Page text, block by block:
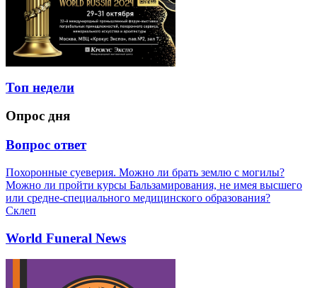
Топ недели
Опрос дня
Вопрос ответ
Похоронные суеверия. Можно ли брать землю с могилы?
Можно ли пройти курсы Бальзамирования, не имея высшего
или средне-специального медицинского образования?
Склеп
World Funeral News